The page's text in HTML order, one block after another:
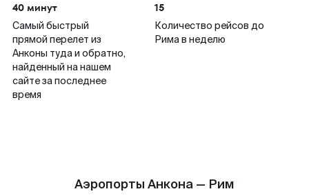
40 минут
Самый быстрый
прямой перелет из
Анконы туда и обратно,
найденный на нашем
сайте за последнее
время
15
Количество рейсов до
Рима в неделю
Аэропорты Анкона — Рим